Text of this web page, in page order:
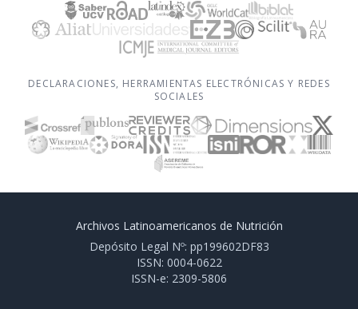
DECLARACIONES, HERRAMIENTAS ELECTRÓNICAS Y REDES
SOCIALES
Archivos Latinoamericanos de Nutrición
Depósito Legal Nº: pp199602DF83
ISSN: 0004-0622
ISSN-e: 2309-5806